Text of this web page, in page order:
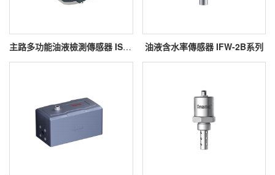
主路多功能油液檢測傳感器 ISL-Z2 油液含水率傳感器 IFW-2B系列